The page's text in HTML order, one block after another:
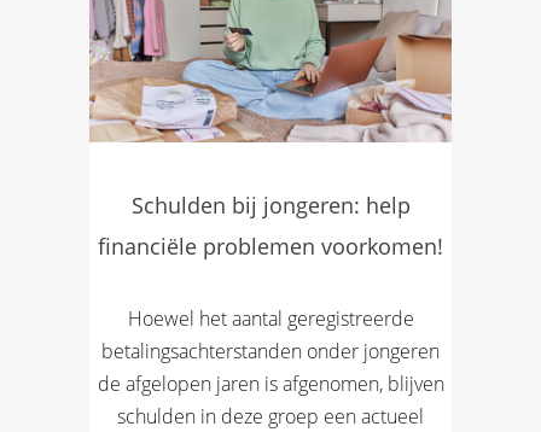
Schulden bij jongeren: help
financiële problemen voorkomen!
Hoewel het aantal geregistreerde
betalingsachterstanden onder jongeren
de afgelopen jaren is afgenomen, blijven
schulden in deze groep een actueel